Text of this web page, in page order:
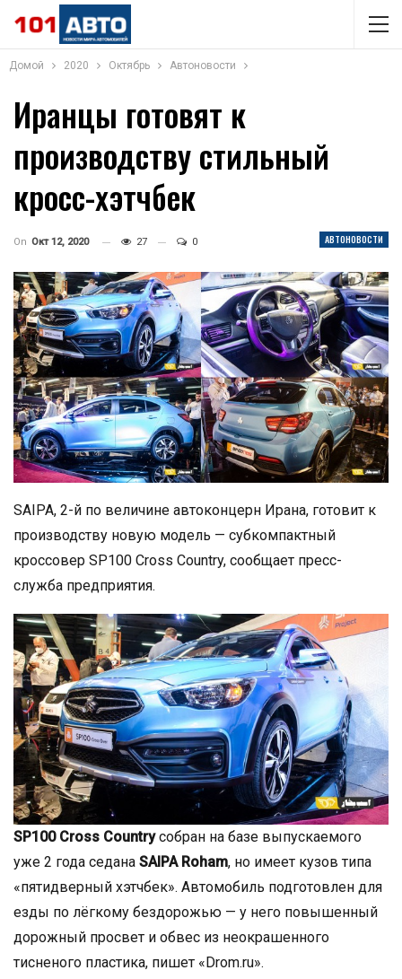
Домой 2020 Октябрь Автоновости
Иранцы готовят к
производству стильный
кросс-хэтчбек
АВТОНОВОСТИ
On Окт 12, 2020 27 0
SAIPA, 2-й по величине автоконцерн Ирана, готовит к
производству новую модель — субкомпактный
кроссовер SP100 Cross Country, сообщает пресс-
служба предприятия.
SP100 Cross Countryсобран на базе выпускаемого
уже 2 года седана SAIPA Roham, но имеет кузов типа
«пятидверный хэтчбек». Автомобиль подготовлен для
езды по лёгкому бездорожью — у него повышенный
дорожный просвет и обвес из неокрашенного
тисненого пластика, пишет «Drom.ru».